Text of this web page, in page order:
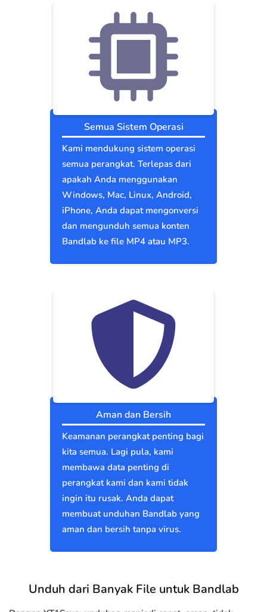
Semua Sistem Operasi
Kami mendukung sistem operasi
semua perangkat. Terlepas dari
apakah Anda menggunakan
Windows, Mac, Linux, Android,
iPhone, Anda dapat mengonversi
dan mengunduh semua konten
Bandlab ke file MP4 atau MP3.
Aman dan Bersih
Keamanan perangkat penting bagi
kita semua. Lagi pula, kami
membawa data penting di
perangkat kami dan kami tidak
ingin itu rusak. Anda dapat
membuat unduhan Bandlab yang
aman dan bersih tanpa virus.
Unduh dari Banyak File untuk Bandlab